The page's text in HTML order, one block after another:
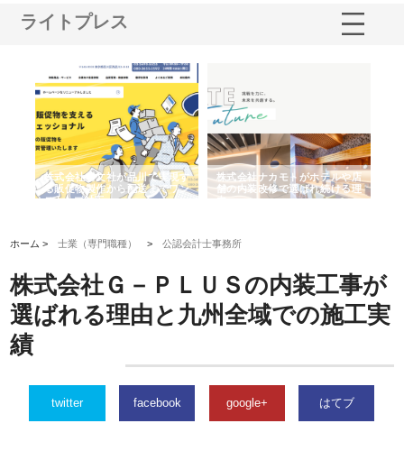
ライトプレス
株式会社耕文社が品川で実現す
る販促物製作から配送までワン
ストップ対応
株式会社ナカモトがホテルや店
舗の内装改修で選ばれ続ける理
由
ホーム >士業（専門職種） >公認会計士事務所
株式会社Ｇ－ＰＬＵＳの内装工事が
選ばれる理由と九州全域での施工実
績
twitter facebook google+ はてブ